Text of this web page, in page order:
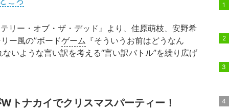
ー・オブ・ザ・デッド』より、佳原萌枝、安野希
ー風の”ボードゲーム 『そういうお前はどうなん
いような言い訳を考える“言い訳バトル”を繰り広げ
トナカイでクリスマスパーティー！